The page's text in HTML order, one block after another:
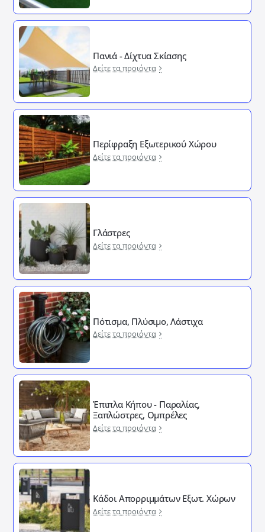
Πανιά - Δίχτυα Σκίασης
Δείτε τα προιόντα
Περίφραξη Εξωτερικού Χώρου
Δείτε τα προιόντα
Γλάστρες
Δείτε τα προιόντα
Πότισμα, Πλύσιμο, Λάστιχα
Δείτε τα προιόντα
Έπιπλα Κήπου - Παραλίας,
Ξαπλώστρες, Ομπρέλες
Δείτε τα προιόντα
Κάδοι Απορριμμάτων Εξωτ. Χώρων
Δείτε τα προιόντα